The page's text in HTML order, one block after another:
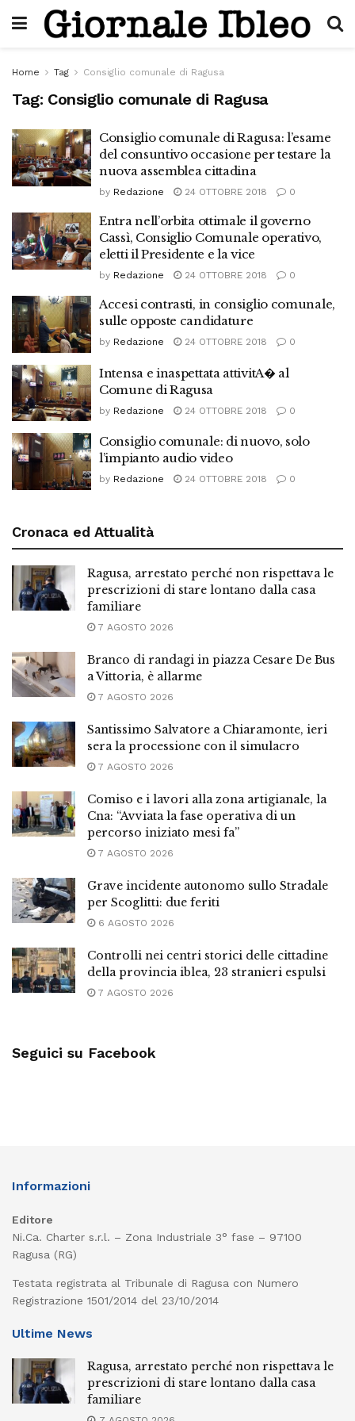
Home Tag Consiglio comunale di Ragusa
Tag: Consiglio comunale di Ragusa
Consiglio comunale di Ragusa: l’esame
del consuntivo occasione per testare la
nuova assemblea cittadina
by Redazione 24 OTTOBRE 2018 0
Entra nell’orbita ottimale il governo
Cassì, Consiglio Comunale operativo,
eletti il Presidente e la vice
by Redazione 24 OTTOBRE 2018 0
Accesi contrasti, in consiglio comunale,
sulle opposte candidature
by Redazione 24 OTTOBRE 2018 0
Intensa e inaspettata attivitA� al
Comune di Ragusa
by Redazione 24 OTTOBRE 2018 0
Consiglio comunale: di nuovo, solo
l’impianto audio video
by Redazione 24 OTTOBRE 2018 0
Cronaca ed Attualità
Ragusa, arrestato perché non rispettava le
prescrizioni di stare lontano dalla casa
familiare
7 AGOSTO 2026
Branco di randagi in piazza Cesare De Bus
a Vittoria, è allarme
7 AGOSTO 2026
Santissimo Salvatore a Chiaramonte, ieri
sera la processione con il simulacro
7 AGOSTO 2026
Comiso e i lavori alla zona artigianale, la
Cna: “Avviata la fase operativa di un
percorso iniziato mesi fa”
7 AGOSTO 2026
Grave incidente autonomo sullo Stradale
per Scoglitti: due feriti
6 AGOSTO 2026
Controlli nei centri storici delle cittadine
della provincia iblea, 23 stranieri espulsi
7 AGOSTO 2026
Seguici su Facebook
Informazioni
Editore
Ni.Ca. Charter s.r.l. – Zona Industriale 3° fase – 97100
Ragusa (RG)
Testata registrata al Tribunale di Ragusa con Numero
Registrazione 1501/2014 del 23/10/2014
Ultime News
Ragusa, arrestato perché non rispettava le
prescrizioni di stare lontano dalla casa
familiare